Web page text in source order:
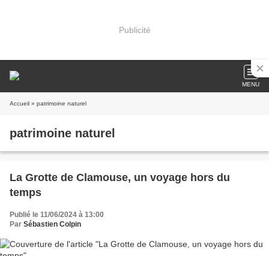
Publicité
MENU
Accueil » patrimoine naturel
patrimoine naturel
La Grotte de Clamouse, un voyage hors du
temps
Publié le 11/06/2024 à 13:00
Par Sébastien Colpin